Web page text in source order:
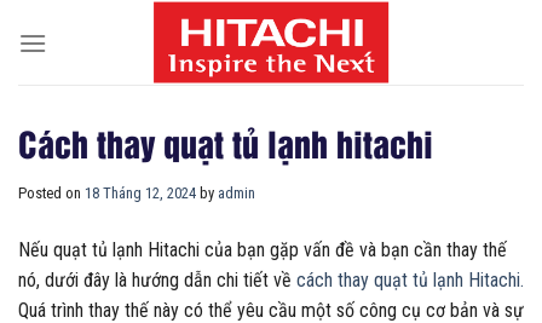
Cách thay quạt tủ lạnh hitachi
Posted on 18 Tháng 12, 2024 by admin
Nếu quạt tủ lạnh Hitachi của bạn gặp vấn đề và bạn cần thay thế
nó, dưới đây là hướng dẫn chi tiết về cách thay quạt tủ lạnh Hitachi.
Quá trình thay thế này có thể yêu cầu một số công cụ cơ bản và sự